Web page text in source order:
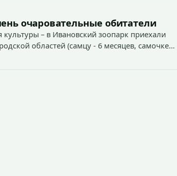
очаровательные обитатели
– в Ивановский зоопарк приехали
областей (самцу - 6 месяцев, самочке